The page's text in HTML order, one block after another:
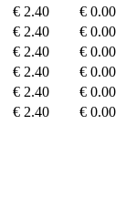
€ 2.40
€ 0.00
€ 2.40
€ 0.00
€ 2.40
€ 0.00
€ 2.40
€ 0.00
€ 2.40
€ 0.00
€ 2.40 € 0.00